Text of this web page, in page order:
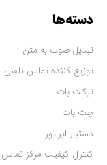
دسته‌ها
تبدیل صوت به متن
توزیع کننده تماس تلفنی
تیکت بات
چت بات
دستیار اپراتور
کنترل کیفیت مرکز تماس